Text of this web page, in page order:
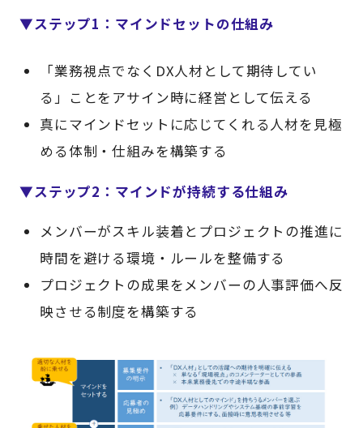
▼ステップ1：マインドセットの仕組み
「業務視点でなくDX人材として期待してい
る」ことをアサイン時に経営として伝える
真にマインドセットに応じてくれる人材を見極
める体制・仕組みを構築する
▼ステップ2：マインドが持続する仕組み
メンバーがスキル装着とプロジェクトの推進に
時間を避ける環境・ルールを整備する
プロジェクトの成果をメンバーの人事評価へ反
映させる制度を構築する